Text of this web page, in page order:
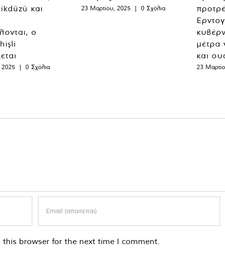
και
ο
2025 | 0 Σχόλια
23 Μαρτίου, 2025 | 0 Σχόλια
μέτρα
και
23
browser for the next time I comment.